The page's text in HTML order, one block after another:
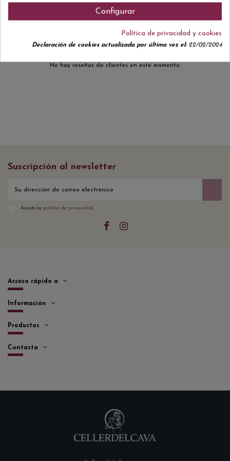
No hay reseñas de clientes en este momento.
Suscripción al newsletter
Acepto la política de privacidad
Acceso rápido a
Información
Productos
Contacta
Configurar
Política de privacidad y cookies
Declaración de cookies actualizada por última vez el:22/02/2024